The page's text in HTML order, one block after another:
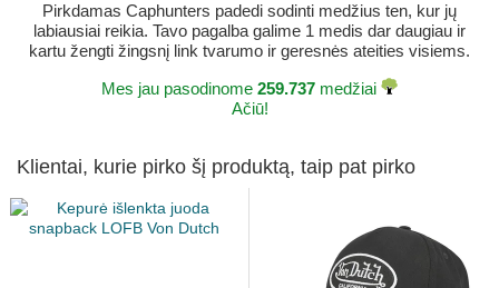
Pirkdamas Caphunters padedi sodinti medžius ten, kur jų
labiausiai reikia. Tavo pagalba galime 1 medis dar daugiau ir
kartu žengti žingsnį link tvarumo ir geresnės ateities visiems.
Mes jau pasodinome 259.737 medžiai
Ačiū!
Klientai, kurie pirko šį produktą, taip pat pirko